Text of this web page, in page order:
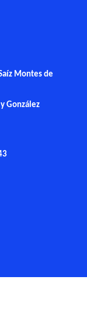
Montes de
González